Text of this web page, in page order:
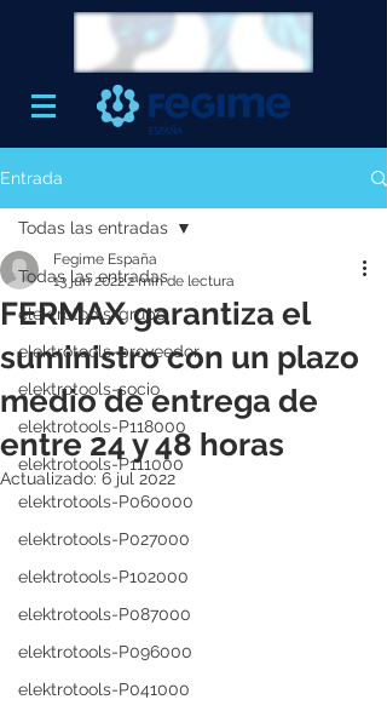
Entrada
Todas las entradas
elektrotools-grupo
elektrotools-proveedor
elektrotools-socio
elektrotools-P118000
elektrotools-P111000
elektrotools-P060000
elektrotools-P027000
elektrotools-P102000
elektrotools-P087000
elektrotools-P096000
elektrotools-P041000
Todas las entradas
FERMAX garantiza el
suministro con un plazo
medio de entrega de
entre 24 y 48 horas
Fegime España
13 jun 20222 min de lectura
Actualizado: 6 jul 2022